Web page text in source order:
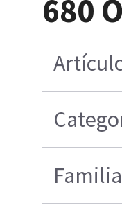
680